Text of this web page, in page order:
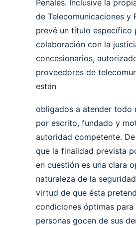
Penales. Inclusive la
de Telecomunicaciones y
prevé un título específico
colaboración con la
concesionarios,
proveedores de
están
obligados a atender todo
por escrito, fundado y
autoridad competente.
que la finalidad prevista
en cuestión es una clara
naturaleza de la
virtud de que ésta
condiciones óptimas para
personas gocen de sus